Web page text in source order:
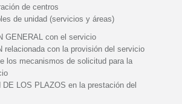
de centros
de unidad (servicios y áreas)
GENERAL con el servicio
relacionada con la provisión del servicio
los mecanismos de solicitud para la
DE LOS PLAZOS en la prestación del